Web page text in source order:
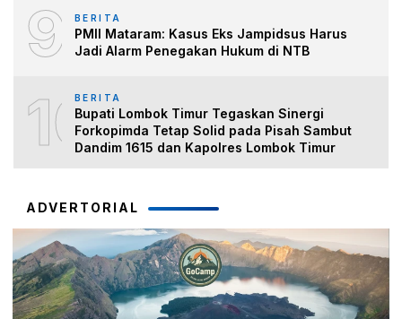
9 BERITA
PMII Mataram: Kasus Eks Jampidsus Harus
Jadi Alarm Penegakan Hukum di NTB
10BERITA
Bupati Lombok Timur Tegaskan Sinergi
Forkopimda Tetap Solid pada Pisah Sambut
Dandim 1615 dan Kapolres Lombok Timur
ADVERTORIAL